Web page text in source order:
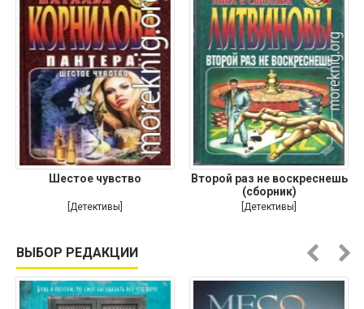
Шестое чувство
[Детективы]
Второй раз не воскреснешь
(сборник)
[Детективы]
ВЫБОР РЕДАКЦИИ